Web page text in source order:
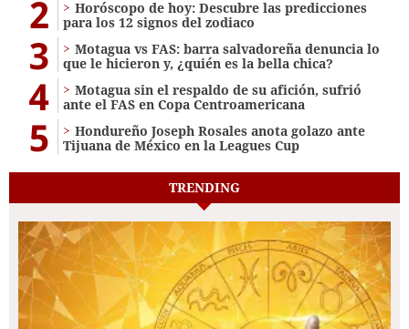
2
Horóscopo de hoy: Descubre las predicciones
para los 12 signos del zodiaco
3
Motagua vs FAS: barra salvadoreña denuncia lo
que le hicieron y, ¿quién es la bella chica?
4
Motagua sin el respaldo de su afición, sufrió
ante el FAS en Copa Centroamericana
5
Hondureño Joseph Rosales anota golazo ante
Tijuana de México en la Leagues Cup
TRENDING